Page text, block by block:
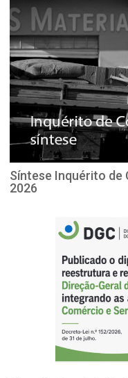
Síntese Inquérito de
2026